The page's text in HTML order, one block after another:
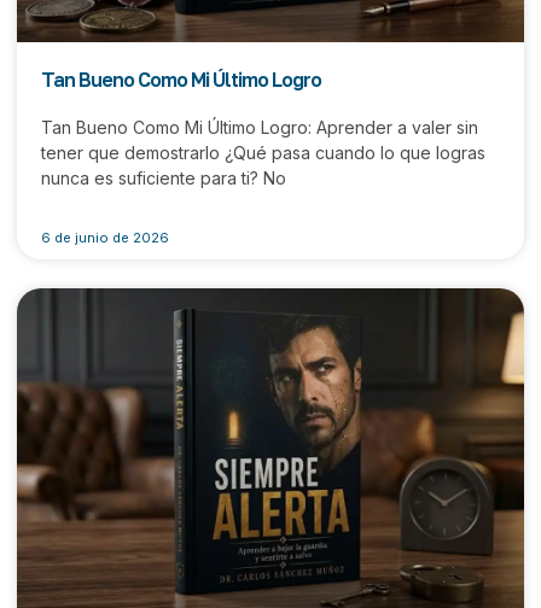
Tan Bueno Como Mi Último Logro
Tan Bueno Como Mi Último Logro: Aprender a valer sin
tener que demostrarlo ¿Qué pasa cuando lo que logras
nunca es suficiente para ti? No
6 de junio de 2026